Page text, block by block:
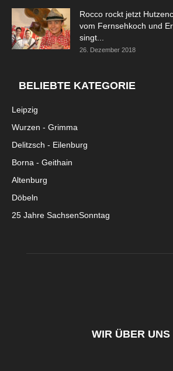
Rocco rockt jetzt
vom Fernsehkoch und
singt...
26. Dezember 2018
BELIEBTE KATEGORIE
Leipzig
Wurzen - Grimma
Delitzsch - Eilenburg
Borna - Geithain
Altenburg
Döbeln
25 Jahre SachsenSonntag
WIR ÜBER UNS